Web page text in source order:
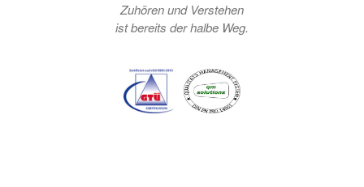
Zuhören und Verstehen
ist bereits der halbe Weg.